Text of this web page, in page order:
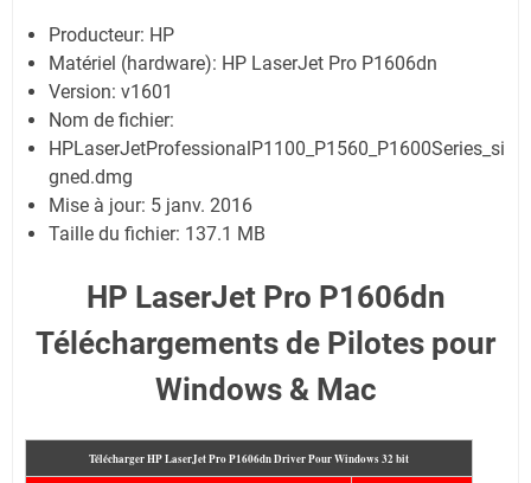
Producteur: HP
Matériel (hardware): HP LaserJet Pro P1606dn
Version: v1601
Nom de fichier:
HPLaserJetProfessionalP1100_P1560_P1600Series_si
gned.dmg
Mise à jour: 5 janv. 2016
Taille du fichier: 137.1 MB
HP LaserJet Pro P1606dn
Téléchargements de Pilotes pour
Windows & Mac
Télécharger HP LaserJet Pro P1606dnDriver Pour Windows 32 bit